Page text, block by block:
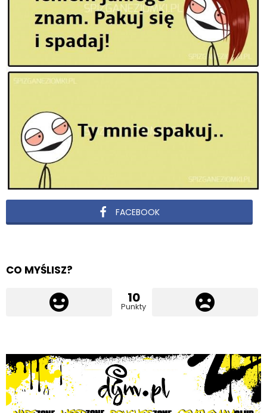
FACEBOOK
CO MYŚLISZ?
10
Punkty